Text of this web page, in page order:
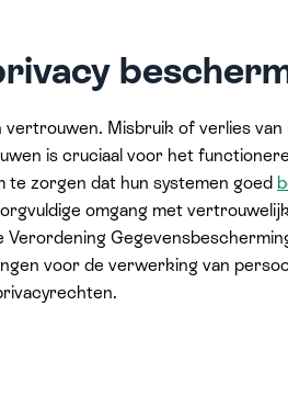
vertrouwen. Misbruik of verlies
is cruciaal voor het
te zorgen dat hun systemen goed
omgang met
Verordening
voor de verwerking van